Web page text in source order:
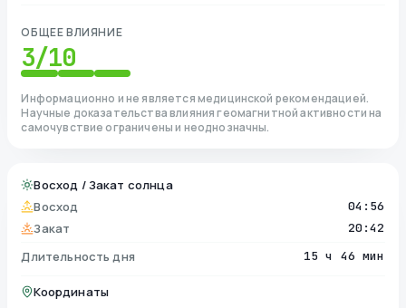
ОБЩЕЕ ВЛИЯНИЕ
3/10
Информационно и не является медицинской рекомендацией.
Научные доказательства влияния геомагнитной активности на
самочувствие ограничены и неоднозначны.
Восход / Закат солнца
Восход
04:56
Закат 20:42
Длительность дня 15 ч 46 мин
Координаты